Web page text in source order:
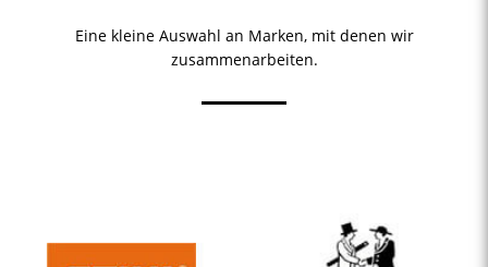
Eine kleine Auswahl an Marken, mit denen wir
zusammenarbeiten.